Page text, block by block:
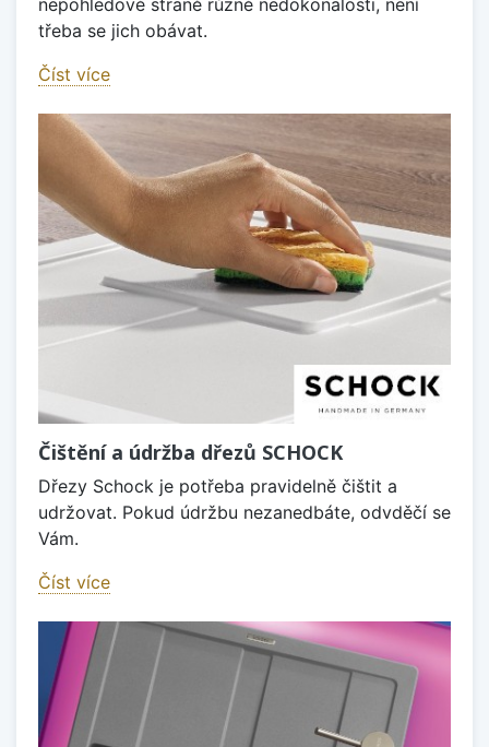
nepohledové straně různé nedokonalosti, není
třeba se jich obávat.
Číst více
Čištění a údržba dřezů SCHOCK
Dřezy Schock je potřeba pravidelně čištit a
udržovat. Pokud údržbu nezanedbáte, odvděčí se
Vám.
Číst více